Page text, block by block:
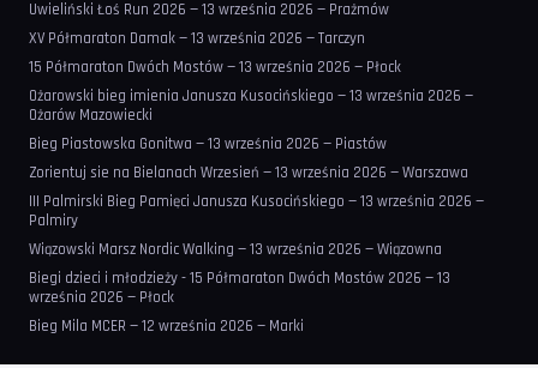
Uwieliński Łoś Run 2026 — 13 września 2026 — Prażmów
XV Półmaraton Damak — 13 września 2026 — Tarczyn
15 Półmaraton Dwóch Mostów — 13 września 2026 — Płock
Ożarowski bieg imienia Janusza Kusocińskiego — 13 września 2026 —
Ożarów Mazowiecki
Bieg Piastowska Gonitwa — 13 września 2026 — Piastów
Zorientuj sie na Bielanach Wrzesień — 13 września 2026 — Warszawa
III Palmirski Bieg Pamięci Janusza Kusocińskiego — 13 września 2026 —
Palmiry
Wiązowski Marsz Nordic Walking — 13 września 2026 — Wiązowna
Biegi dzieci i młodzieży - 15 Półmaraton Dwóch Mostów 2026 — 13
września 2026 — Płock
Bieg Mila MCER — 12 września 2026 — Marki